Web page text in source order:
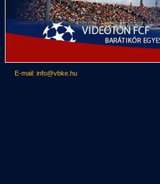
E-mail: info@vbke.hu